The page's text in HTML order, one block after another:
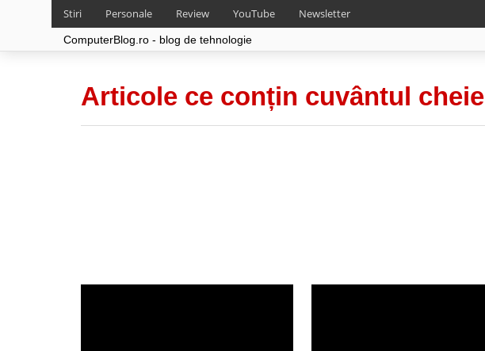
Stiri Personale Review YouTube Newsletter
ComputerBlog.ro - blog de tehnologie
Articole ce conțin cuvântul